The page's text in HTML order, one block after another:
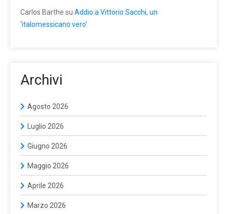
Carlos Barthe su Addio a Vittorio Sacchi, un
‘italomessicano vero’
Archivi
Agosto 2026
Luglio 2026
Giugno 2026
Maggio 2026
Aprile 2026
Marzo 2026